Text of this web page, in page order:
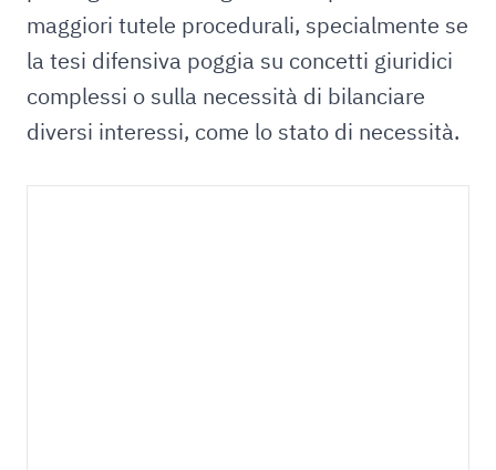
maggiori tutele procedurali, specialmente se
la tesi difensiva poggia su concetti giuridici
complessi o sulla necessità di bilanciare
diversi interessi, come lo stato di necessità.